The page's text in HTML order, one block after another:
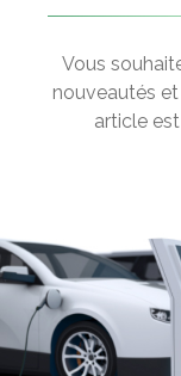
Voitures électriques
CITROËN
Motorisation :
Autonomie :
Prix :30100€
Vous
nouveautés
article